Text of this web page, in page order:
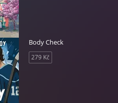
Body Check
279 Kč